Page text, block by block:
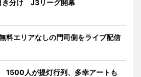
き分け J3リーグ開幕
料エリアなしの門司側をライブ配信
1500人が提灯行列、多幸アートも